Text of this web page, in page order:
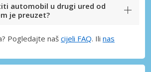
automobil u drugi ured od
je preuzet?
Pogledajte naš cijeli FAQ. Ili nas